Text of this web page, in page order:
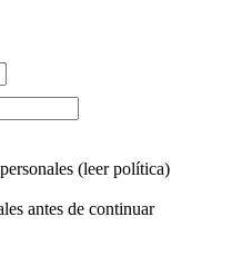
(leer política)
antes de continuar